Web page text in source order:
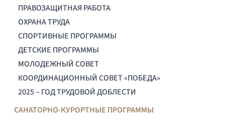
ПРАВОЗАЩИТНАЯ РАБОТА
ОХРАНА ТРУДА
СПОРТИВНЫЕ ПРОГРАММЫ
ДЕТСКИЕ ПРОГРАММЫ
МОЛОДЕЖНЫЙ СОВЕТ
КООРДИНАЦИОННЫЙ СОВЕТ «ПОБЕДА»
2025 – ГОД ТРУДОВОЙ ДОБЛЕСТИ
САНАТОРНО-КУРОРТНЫЕ ПРОГРАММЫ